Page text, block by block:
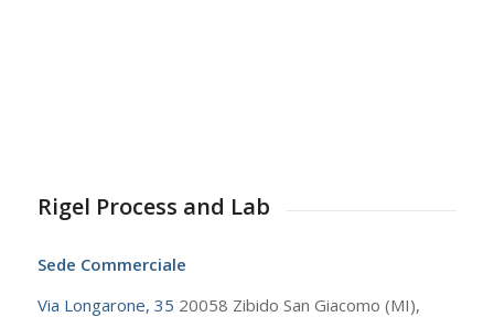
Rigel Process and Lab
Sede Commerciale
Via Longarone, 35 20058 Zibido San Giacomo (MI),